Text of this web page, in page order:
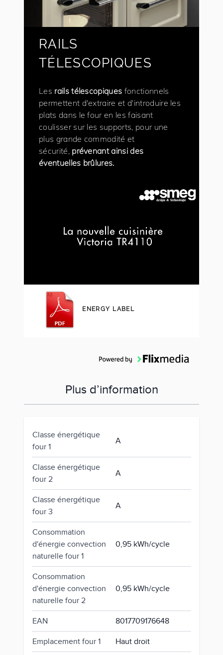
RAILS
TÉLESCOPIQUES
Les rails télescopiques fonctionnels
permettent d'extraire et d'introduire les
plats dans le four en les faisant
coulisser sur les supports, pour une
plus grande commodité et
sécurité, prévenant ainsi des
éventuelles brûlures.
ENERGY LABEL
Plus d’information
Classe énergétique
four 1
A
Classe énergétique
four 2
A
Classe énergétique
four 3
A
Consommation
d'énergie convection
naturelle four 1
0,95 kWh/cycle
Consommation
d'énergie convection
naturelle four 2
0,95 kWh/cycle
EAN 8017709176648
Emplacement four 1 Haut droit